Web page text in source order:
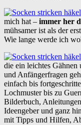
mich hat – immer her
mühsamer ist als der
Wie lange werde ich
die ein leichtes Gähnen
und Anfängerfragen
einfach bis
Lochmuster bis zu
Bilderbuch,
Ideengeber und ganz
mit Tipps und Hilfen,